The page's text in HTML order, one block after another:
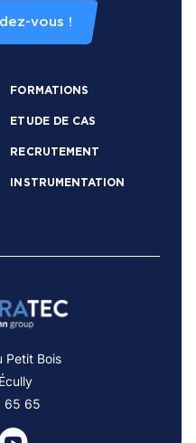
vous !
FORMATIONS
ETUDE DE CAS
RECRUTEMENT
INSTRUMENTATION
Petit Bois
65 65